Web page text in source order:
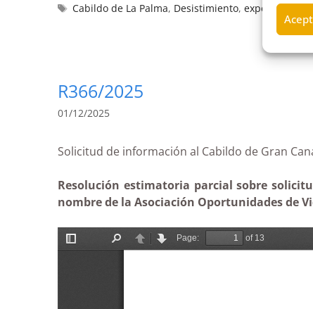
Cabildo de La Palma, Desistimiento,expediente,
R366/2025
01/12/2025
Solicitud de información al Cabildo de
Resolución estimatoria parcial sobre
nombre de la Asociación Oportunidades de